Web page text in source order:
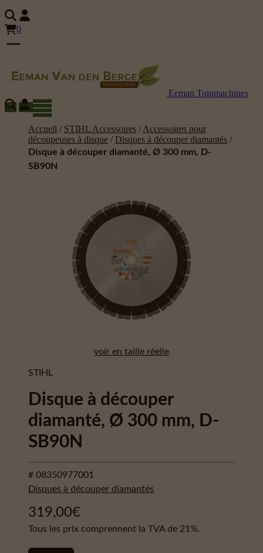
0
Eeman Tuinmachines
Accueil / STIHL Accessoires / Accessoires pour
découpeuses à disque / Disques à découper diamantés /
Disque à découper diamanté, Ø 300 mm, D-
SB90N
voir en taille réelle
STIHL
Disque à découper
diamanté, Ø 300 mm, D-
SB90N
# 08350977001
Disques à découper diamantés
319,00€
Tous les prix comprennent la TVA de 21%.